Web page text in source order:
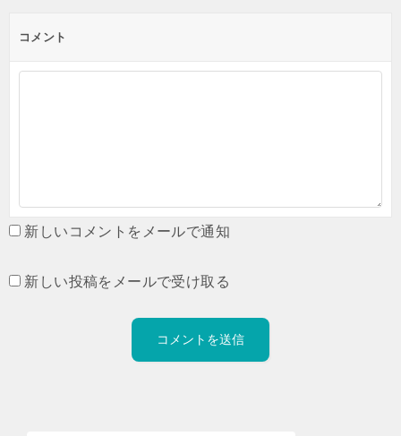
コメント
新しいコメントをメールで通知
新しい投稿をメールで受け取る